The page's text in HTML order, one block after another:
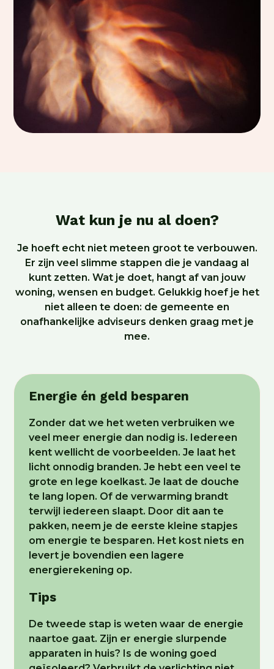
Wat kun je nu al doen?
Je hoeft echt niet meteen groot te verbouwen.
Er zijn veel slimme stappen die je vandaag al
kunt zetten. Wat je doet, hangt af van jouw
woning, wensen en budget. Gelukkig hoef je het
niet alleen te doen: de gemeente en
onafhankelijke adviseurs denken graag met je
mee.
Energie én geld besparen
Zonder dat we het weten verbruiken we
veel meer energie dan nodig is. Iedereen
kent wellicht de voorbeelden. Je laat het
licht onnodig branden. Je hebt een veel te
grote en lege koelkast. Je laat de douche
te lang lopen. Of de verwarming brandt
terwijl iedereen slaapt. Door dit aan te
pakken, neem je de eerste kleine stapjes
om energie te besparen. Het kost niets en
levert je bovendien een lagere
energierekening op.
Tips
De tweede stap is weten waar de energie
naartoe gaat. Zijn er energie slurpende
apparaten in huis? Is de woning goed